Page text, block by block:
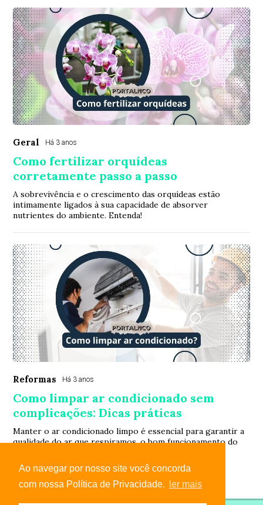
Ao navegar por nosso site você concorda
com nossa Política de Privacidade.
ler mais
Geral Há 3 anos
Como fertilizar orquídeas
corretamente passo a passo
A sobrevivência e o crescimento das orquídeas estão
intimamente ligados à sua capacidade de absorver
nutrientes do ambiente. Entenda!
Reformas Há 3 anos
Como limpar ar condicionado sem
complicações: Dicas práticas
Manter o ar condicionado limpo é essencial para garantir a
qualidade do ar que respiramos, o bom funcionamento do